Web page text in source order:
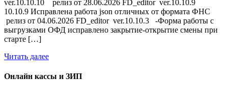
ver.10.10.10 релиз от 28.06.2026 FD_editor ver.10.10.9
10.10.9 Исправлена работа json отличных от формата ФНС
релиз от 04.06.2026 FD_editor ver.10.10.3 -Форма работы с
выгрузками ОФД исправлено закрытие-открытие смены при
старте […]
Читать далее
Онлайн кассы и ЗИП